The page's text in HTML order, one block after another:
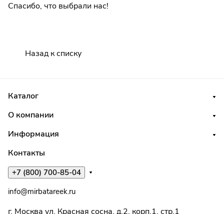
Спасибо, что выбрали нас!
Назад к списку
Каталог
О компании
Информация
Контакты
+7 (800) 700-85-04
info@mirbatareek.ru
г. Москва ул. Красная сосна, д.2, корп.1, стр.1